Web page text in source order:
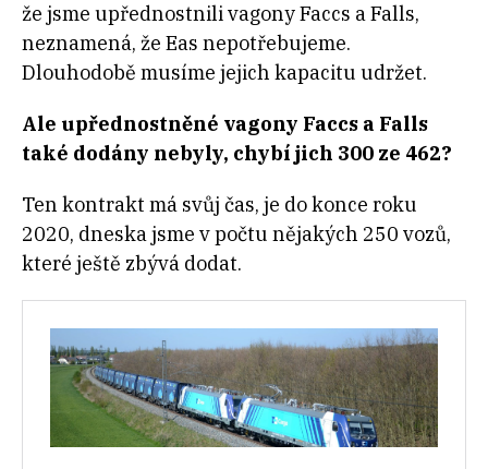
že jsme upřednostnili vagony Faccs a Falls,
neznamená, že Eas nepotřebujeme.
Dlouhodobě musíme jejich kapacitu udržet.
Ale upřednostněné vagony Faccs a Falls
také dodány nebyly, chybí jich 300 ze 462?
Ten kontrakt má svůj čas, je do konce roku
2020, dneska jsme v počtu nějakých 250 vozů,
které ještě zbývá dodat.